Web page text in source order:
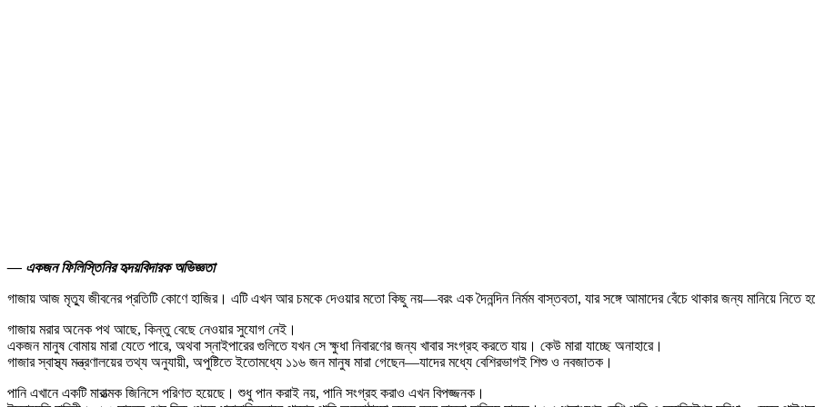
— একজন ফিলিস্তিনির হৃদয়বিদারক অভিজ্ঞতা
গাজায় আজ মৃত্যু জীবনের প্রতিটি কোণে হাজির। এটি এখন আর চমকে দেওয়ার মতো কিছু নয়—বরং এক দৈনন্দিন নির্মম বাস্তবতা, যার সঙ্গে আমাদের বেঁচে থাকার জন্য মানিয়ে নিতে
গাজায় মরার অনেক পথ আছে, কিন্তু বেছে নেওয়ার সুযোগ নেই।
একজন মানুষ বোমায় মারা যেতে পারে, অথবা স্নাইপারের গুলিতে যখন সে ক্ষুধা নিবারণের জন্য খাবার সংগ্রহ করতে যায়। কেউ মারা যাচ্ছে অনাহারে।
গাজার স্বাস্থ্য মন্ত্রণালয়ের তথ্য অনুযায়ী, অপুষ্টিতে ইতোমধ্যে ১১৬ জন মানুষ মারা গেছেন—যাদের মধ্যে বেশিরভাগই শিশু ও নবজাতক।
পানি এখানে একটি মারাত্মক জিনিসে পরিণত হয়েছে। শুধু পান করাই নয়, পানি সংগ্রহ করাও এখন বিপজ্জনক।